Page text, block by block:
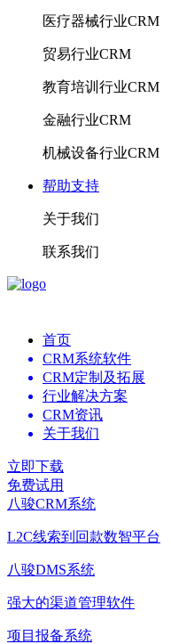
医疗器械行业CRM
贸易行业CRM
教育培训行业CRM
金融行业CRM
机械设备行业CRM
帮助支持
关于我们
联系我们
首页
CRM系统软件
CRM定制及拓展
行业解决方案
CRM资讯
关于我们
立即下载
免费试用
八骏CRM系统
L2C线索到回款数智平台
八骏DMS系统
强大的渠道管理软件
项目报备系统